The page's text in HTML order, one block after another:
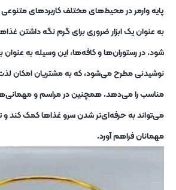
پایه وارمر در محیط‌های مختلف کاربردهای متنوعی
به عنوان یک ابزار ضروری برای گرم نگه داشتن
شود. در رستوران‌ها و کافه‌ها، این وسیله به
نوشیدنی مطرح می‌شود، که به مشتریان امکان
مناسب را می‌دهد. همچنین در مراسم و مهمانی‌ها،
می‌تواند به حرفه‌ای‌تر شدن سرو غذاها کمک کند و
مهمانان فراهم آورد.